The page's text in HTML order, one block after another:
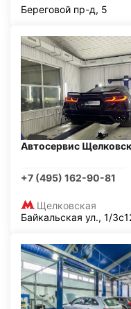
Береговой пр-д, 5
Автосервис
+7 (495) 162-90-81
Щелковская
Байкальская ул., 1/